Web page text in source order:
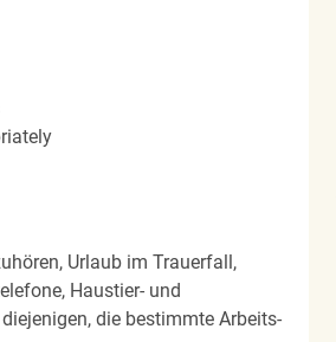
Urlaub im Trauerfall,
Haustier- und
die bestimmte Arbeits-